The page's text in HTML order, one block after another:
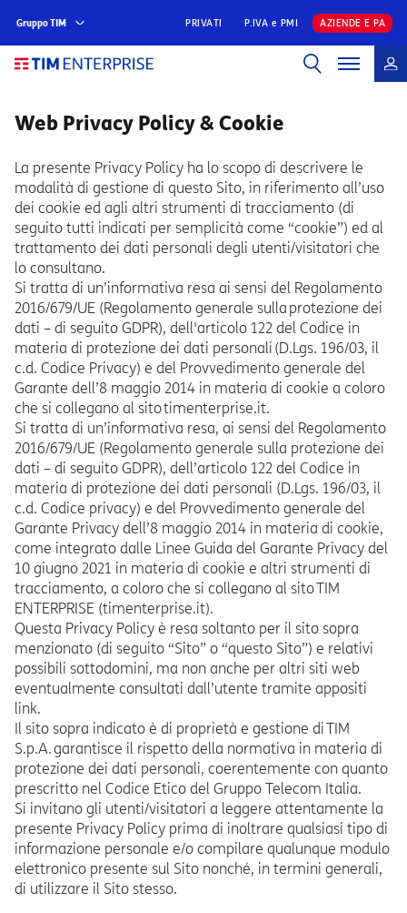
Gruppo TIM PRIVATI P.IVA e PMI AZIENDE E PA
Web Privacy Policy & Cookie
La presente Privacy Policy ha lo scopo di descrivere le
modalità di gestione di questo Sito, in riferimento all’uso
dei cookie ed agli altri strumenti di tracciamento (di
seguito tutti indicati per semplicità come “cookie”) ed al
trattamento dei dati personali degli utenti/visitatori che
lo consultano.
Si tratta di un’informativa resa ai sensi del Regolamento
2016/679/UE (Regolamento generale sulla protezione dei
dati – di seguito GDPR), dell'articolo 122 del Codice in
materia di protezione dei dati personali (D.Lgs. 196/03, il
c.d. Codice Privacy) e del Provvedimento generale del
Garante dell’8 maggio 2014 in materia di cookie a coloro
che si collegano al sito timenterprise.it.
Si tratta di un’informativa resa, ai sensi del Regolamento
2016/679/UE (Regolamento generale sulla protezione dei
dati – di seguito GDPR), dell’articolo 122 del Codice in
materia di protezione dei dati personali (D.Lgs. 196/03, il
c.d. Codice privacy) e del Provvedimento generale del
Garante Privacy dell’8 maggio 2014 in materia di cookie,
come integrato dalle Linee Guida del Garante Privacy del
10 giugno 2021 in materia di cookie e altri strumenti di
tracciamento, a coloro che si collegano al sito TIM
ENTERPRISE (timenterprise.it).
Questa Privacy Policy è resa soltanto per il sito sopra
menzionato (di seguito “Sito” o “questo Sito”) e relativi
possibili sottodomini, ma non anche per altri siti web
eventualmente consultati dall’utente tramite appositi
link.
Il sito sopra indicato è di proprietà e gestione di TIM
S.p.A. garantisce il rispetto della normativa in materia di
protezione dei dati personali, coerentemente con quanto
prescritto nel Codice Etico del Gruppo Telecom Italia.
Si invitano gli utenti/visitatori a leggere attentamente la
presente Privacy Policy prima di inoltrare qualsiasi tipo di
informazione personale e/o compilare qualunque modulo
elettronico presente sul Sito nonché, in termini generali,
di utilizzare il Sito stesso.